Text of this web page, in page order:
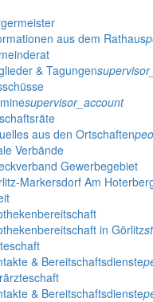
aus dem Rathaus
& Tagungen
supervisor_account
aus den Ortschaften
Verbände
Gewerbegebiet
Markersdorf Am
in Görlitz
& Bereitschaftsdienste
& Bereitschaftsdienste